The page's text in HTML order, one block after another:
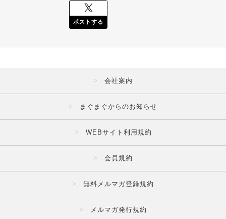
ポストする
会社案内
まぐまぐからのお知らせ
WEBサイト利用規約
会員規約
無料メルマガ登録規約
メルマガ発行規約